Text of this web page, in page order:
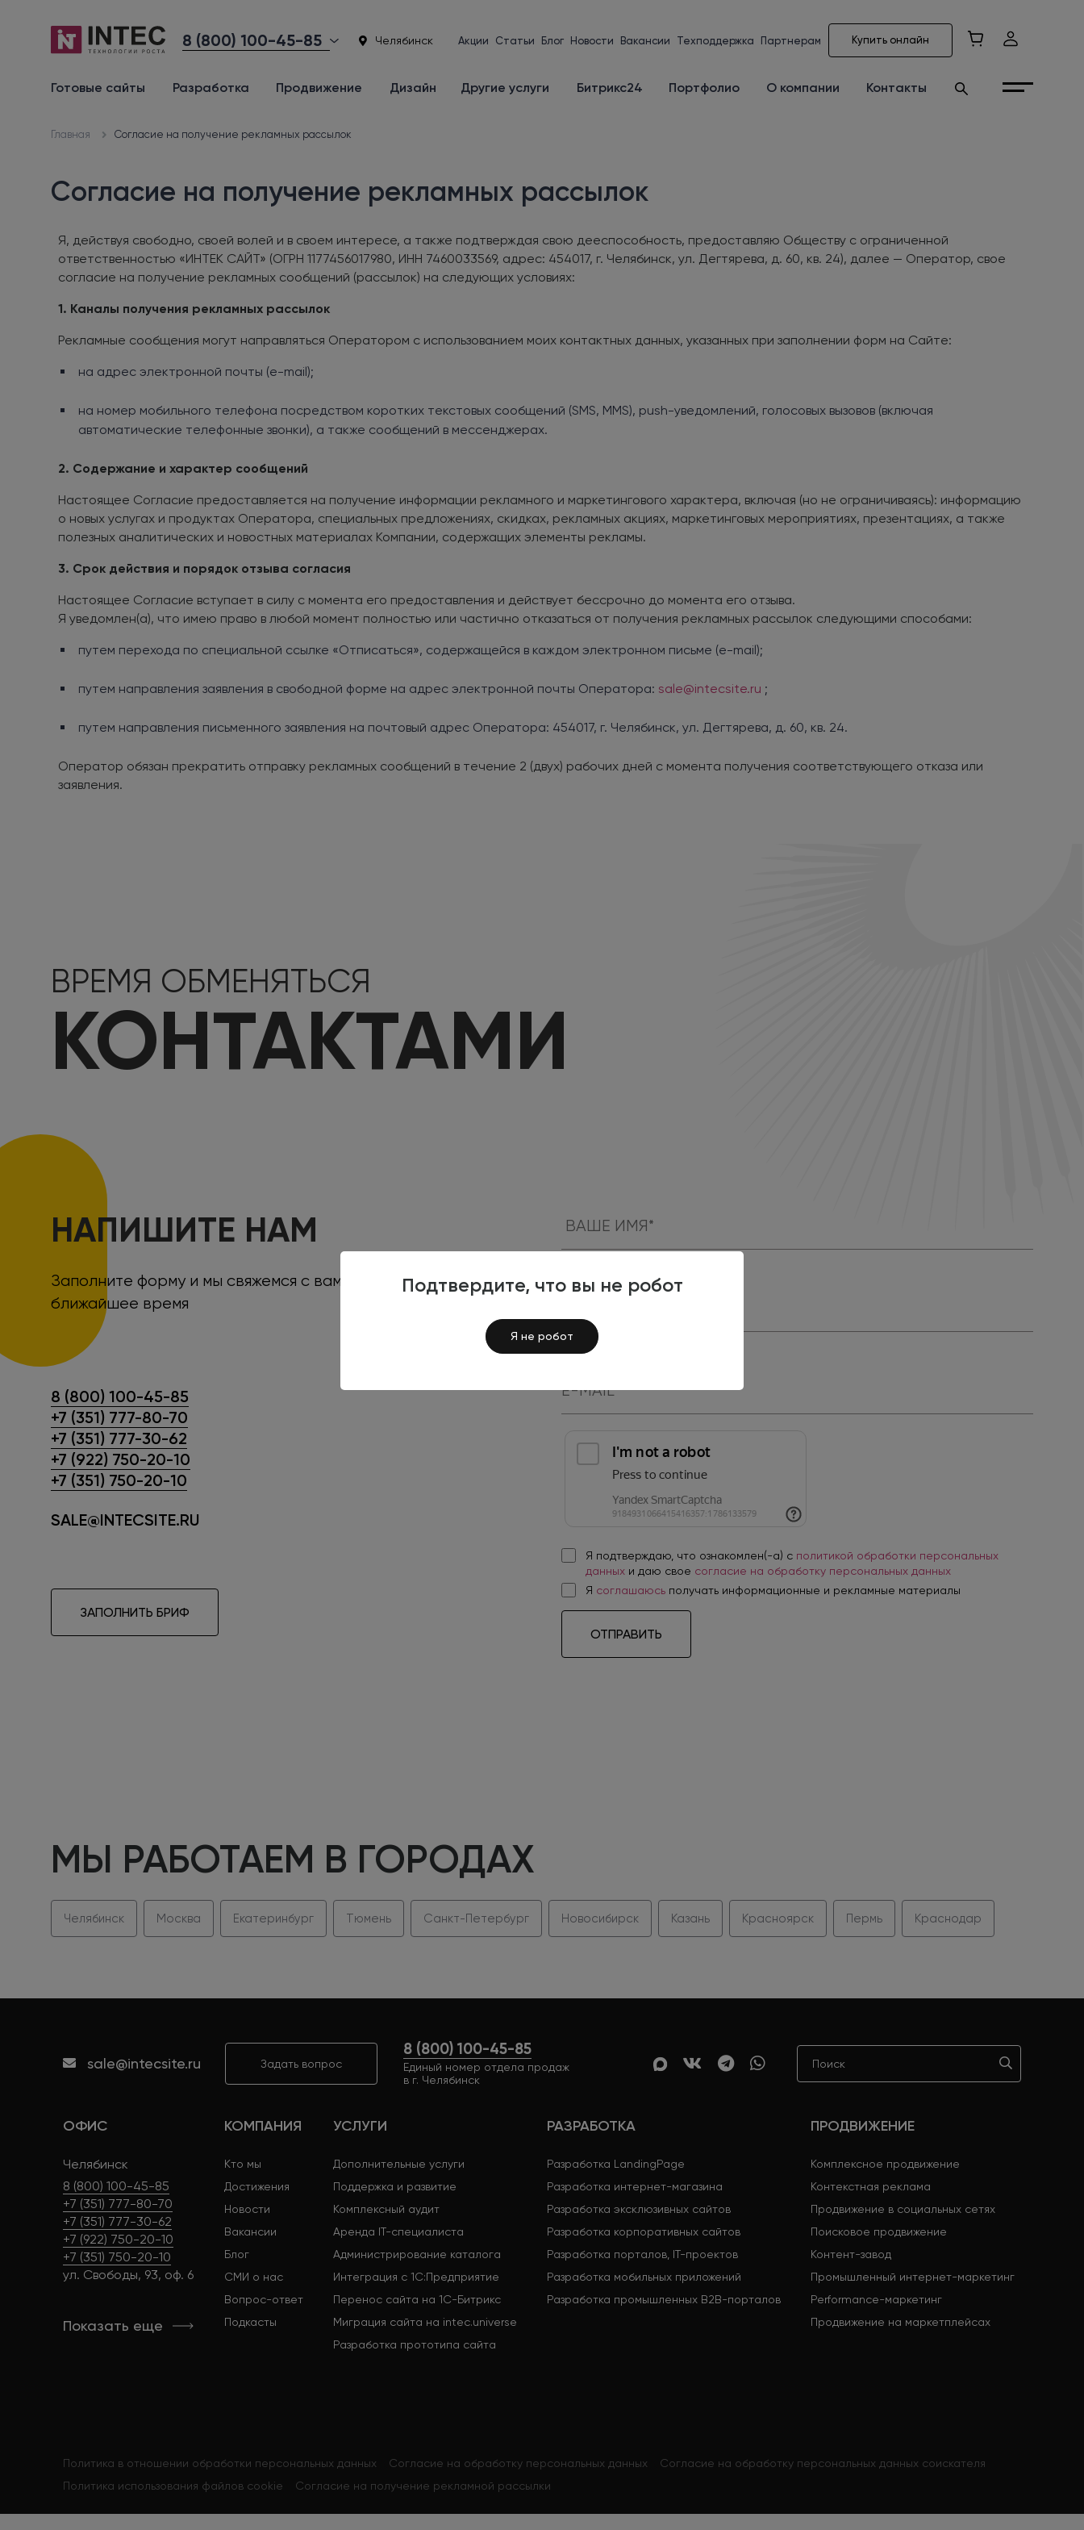
Подтвердите, что вы не робот
Я не робот
8 (800) 100-45-85 Челябинск Акции Статьи Блог Новости Вакансии Техподдержка Партнерам Купить онлайн
Готовые сайты Разработка Продвижение Дизайн Другие услуги Битрикс24 Портфолио О компании Контакты
Главная Согласие на получение рекламных рассылок
Согласие на получение рекламных рассылок
Я, действуя свободно, своей волей и в своем интересе, а также подтверждая свою дееспособность, предоставляю Обществу с ограниченной
ответственностью «ИНТЕК САЙТ» (ОГРН 1177456017980, ИНН 7460033569, адрес: 454017, г. Челябинск, ул. Дегтярева, д. 60, кв. 24), далее — Оператор, свое
согласие на получение рекламных сообщений (рассылок) на следующих условиях:
1. Каналы получения рекламных рассылок
Рекламные сообщения могут направляться Оператором с использованием моих контактных данных, указанных при заполнении форм на Сайте:
на адрес электронной почты (e-mail);
на номер мобильного телефона посредством коротких текстовых сообщений (SMS, MMS), push-уведомлений, голосовых вызовов (включая
автоматические телефонные звонки), а также сообщений в мессенджерах.
2. Содержание и характер сообщений
Настоящее Согласие предоставляется на получение информации рекламного и маркетингового характера, включая (но не ограничиваясь): информацию
о новых услугах и продуктах Оператора, специальных предложениях, скидках, рекламных акциях, маркетинговых мероприятиях, презентациях, а также
полезных аналитических и новостных материалах Компании, содержащих элементы рекламы.
3. Срок действия и порядок отзыва согласия
Настоящее Согласие вступает в силу с момента его предоставления и действует бессрочно до момента его отзыва.
Я уведомлен(а), что имею право в любой момент полностью или частично отказаться от получения рекламных рассылок следующими способами:
путем перехода по специальной ссылке «Отписаться», содержащейся в каждом электронном письме (e-mail);
путем направления заявления в свободной форме на адрес электронной почты Оператора: sale@intecsite.ru ;
путем направления письменного заявления на почтовый адрес Оператора: 454017, г. Челябинск, ул. Дегтярева, д. 60, кв. 24.
Оператор обязан прекратить отправку рекламных сообщений в течение 2 (двух) рабочих дней с момента получения соответствующего отказа или
заявления.
ВРЕМЯ ОБМЕНЯТЬСЯ
КОНТАКТАМИ
НАПИШИТЕ НАМ
Заполните форму и мы свяжемся с вами в
ближайшее время
8 (800) 100-45-85
+7 (351) 777-80-70
+7 (351) 777-30-62
+7 (922) 750-20-10
+7 (351) 750-20-10
SALE@INTECSITE.RU
ЗАПОЛНИТЬ БРИФ
+7
Я подтверждаю, что ознакомлен(-а) с политикой обработки персональных
данных и даю свое согласие на обработку персональных данных
Я соглашаюсь получать информационные и рекламные материалы
ОТПРАВИТЬ
МЫ РАБОТАЕМ В ГОРОДАХ
Челябинск Москва Екатеринбург Тюмень Санкт-Петербург Новосибирск Казань Красноярск Пермь Краснодар
sale@intecsite.ru Задать вопрос
8 (800) 100-45-85
Единый номер отдела продаж
в г. Челябинск
ОФИС
Челябинск
8 (800) 100-45-85
+7 (351) 777-80-70
+7 (351) 777-30-62
+7 (922) 750-20-10
+7 (351) 750-20-10
ул. Свободы, 93, оф. 6
Показать еще
КОМПАНИЯ
Кто мы
Достижения
Новости
Вакансии
Блог
СМИ о нас
Вопрос-ответ
Подкасты
УСЛУГИ
Дополнительные услуги
Поддержка и развитие
Комплексный аудит
Аренда IT-специалиста
Администрирование каталога
Интеграция с 1С:Предприятие
Перенос сайта на 1С-Битрикс
Миграция сайта на intec.universe
Разработка прототипа сайта
РАЗРАБОТКА
Разработка LandingPage
Разработка интернет-магазина
Разработка эксклюзивных сайтов
Разработка корпоративных сайтов
Разработка порталов, IT-проектов
Разработка мобильных приложений
Разработка промышленных B2B-порталов
ПРОДВИЖЕНИЕ
Комплексное продвижение
Контекстная реклама
Продвижение в социальных сетях
Поисковое продвижение
Контент-завод
Промышленный интернет-маркетинг
Performance-маркетинг
Продвижение на маркетплейсах
Политика в отношении обработки персональных данных Согласие на обработку персональных данных
Согласие на обработку персональных данных соискателя
Политика использования файлов cookie
Согласие на получение рекламной рассылки